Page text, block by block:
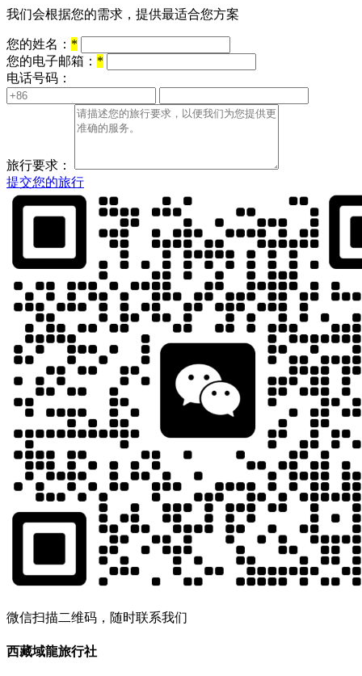
我们会根据您的需求，提供最适合您方案
您的姓名： *
您的电子邮箱： *
电话号码：
旅行要求：
提交您的旅行
微信扫描二维码，随时联系我们
西藏域龍旅行社